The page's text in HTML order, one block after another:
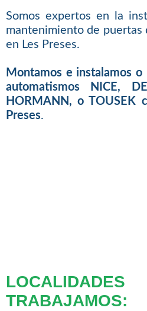
Somos expertos en la
mantenimiento de puertas
en Les Preses.
Montamos e instalamos
automatismos NICE,
HORMANN, o TOUSEK
Preses.
TRABAJAMOS: